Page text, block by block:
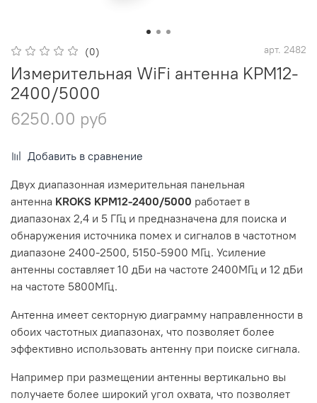
(0) арт. 2482
Измерительная WiFi антенна KPM12-
2400/5000
6250.00 руб
Добавить в сравнение
Двух диапазонная измерительная панельная
антенна KROKS KPM12-2400/5000 работает в
диапазонах 2,4 и 5 ГГц и предназначена для поиска и
обнаружения источника помех и сигналов в частотном
диапазоне 2400-2500, 5150-5900 МГц. Усиление
антенны составляет 10 дБи на частоте 2400МГц и 12 дБи
на частоте 5800МГц.
Антенна имеет секторную диаграмму направленности в
обоих частотных диапазонах, что позволяет более
эффективно использовать антенну при поиске сигнала.
Например при размещении антенны вертикально вы
получаете более широкий угол охвата, что позволяет